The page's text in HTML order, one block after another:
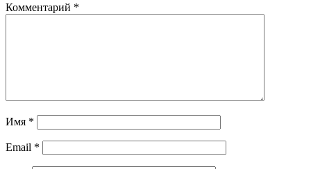
Комментарий *
Имя *
Email *